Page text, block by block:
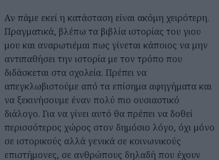
Αν πάμε εκεί η κατάσταση είναι ακόμη χειρότερη.
Πραγματικά, βλέπω τα βιβλία ιστορίας του γιου
μου και αναρωτιέμαι πως γίνεται κάποιος να μην
αντιπαθήσει την ιστορία με τον τρόπο που
διδάσκεται στα σχολεία. Πρέπει να
απεγκλωβιστούμε από τα επίσημα αφηγήματα και
να ξεκινήσουμε έναν πολύ πιο ουσιαστικό
διάλογο. Για να γίνει αυτό θα πρέπει να δοθεί
περισσότερος χώρος στον δημόσιο λόγο, όχι μόνο
σε ιστορικούς αλλά γενικά σε κοινωνικούς
επιστήμονες, σε ανθρώπους δηλαδή που έχουν